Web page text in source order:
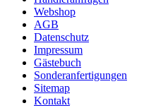
Webshop
AGB
Datenschutz
Impressum
Gästebuch
Sonderanfertigungen
Sitemap
Kontakt